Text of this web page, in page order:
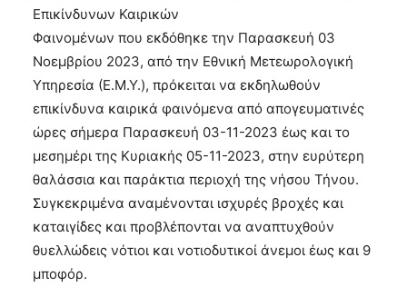
Επικίνδυνων Καιρικών
Φαινομένων που εκδόθηκε την Παρασκευή 03
Νοεμβρίου 2023, από την Εθνική Μετεωρολογική
Υπηρεσία (Ε.Μ.Υ.), πρόκειται να εκδηλωθούν
επικίνδυνα καιρικά φαινόμενα από απογευματινές
ώρες σήμερα Παρασκευή 03-11-2023 έως και το
μεσημέρι της Κυριακής 05-11-2023, στην ευρύτερη
θαλάσσια και παράκτια περιοχή της νήσου Τήνου.
Συγκεκριμένα αναμένονται ισχυρές βροχές και
καταιγίδες και προβλέπονται να αναπτυχθούν
θυελλώδεις νότιοι και νοτιοδυτικοί άνεμοι έως και 9
μποφόρ.